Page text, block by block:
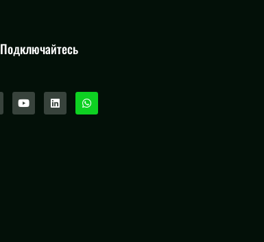
Подключайтесь